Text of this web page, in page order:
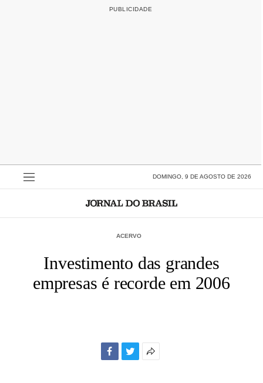
DOMINGO, 9 DE AGOSTO DE 2026
ACERVO
Investimento das grandes
empresas é recorde em 2006